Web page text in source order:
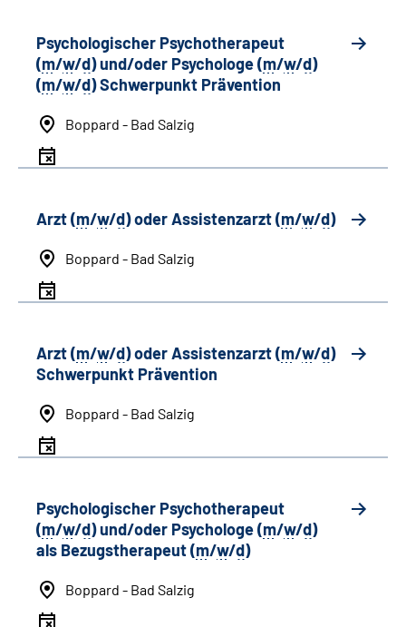
Psychologischer Psychotherapeut
(m/w/d) und/oder Psychologe (m/w/d)
(m/w/d) Schwerpunkt Prävention
Boppard - Bad Salzig
Arzt (m/w/d) oder Assistenzarzt (m/w/d)
Boppard - Bad Salzig
Arzt (m/w/d) oder Assistenzarzt (m/w/d)
Schwerpunkt Prävention
Boppard - Bad Salzig
Psychologischer Psychotherapeut
(m/w/d) und/oder Psychologe (m/w/d)
als Bezugstherapeut (m/w/d)
Boppard - Bad Salzig